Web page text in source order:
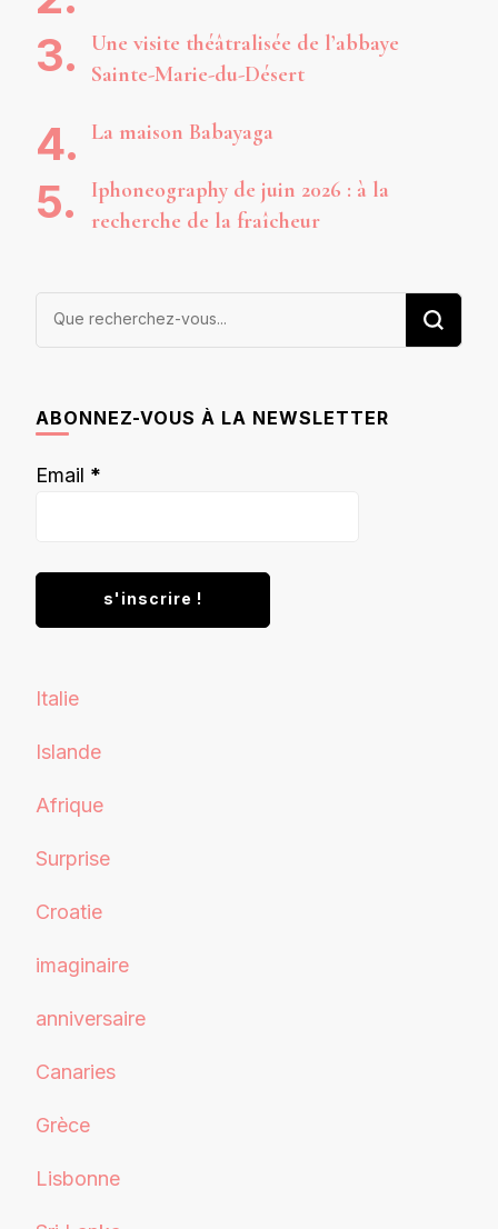
Une visite théâtralisée de l’abbaye
Sainte-Marie-du-Désert
La maison Babayaga
Iphoneography de juin 2026 : à la
recherche de la fraîcheur
Vous
ABONNEZ-VOUS À LA NEWSLETTER
Email *
Italie
Islande
Afrique
Surprise
Croatie
imaginaire
anniversaire
Canaries
Grèce
Lisbonne